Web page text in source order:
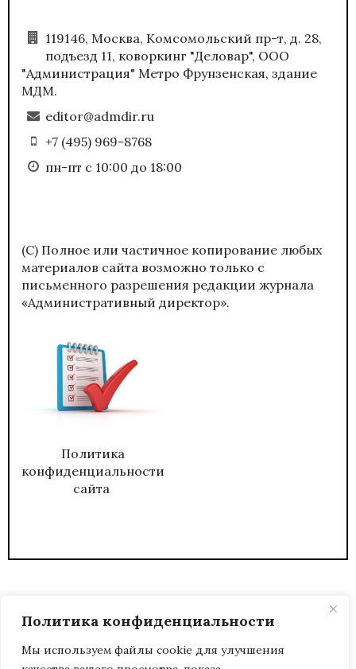
Политика конфиденциальности
Мы используем файлы cookie для улучшения
119146, Москва, Комсомольский пр-т, д. 28,
подъезд 11, коворкинг "Деловар", ООО
"Администрация" Метро Фрунзенская, здание
МДМ.
editor@admdir.ru
+7 (495) 969-8768
пн-пт с 10:00 до 18:00
(С) Полное или частичное копирование любых
материалов сайта возможно только с
письменного разрешения редакции журнала
«Административный директор».
Политика
конфиденциальности
сайта